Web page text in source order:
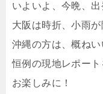
いよいよ、今晩、出
大阪は時折、小雨が
沖縄の方は、概ねい
恒例の現地レポー
お楽しみに！